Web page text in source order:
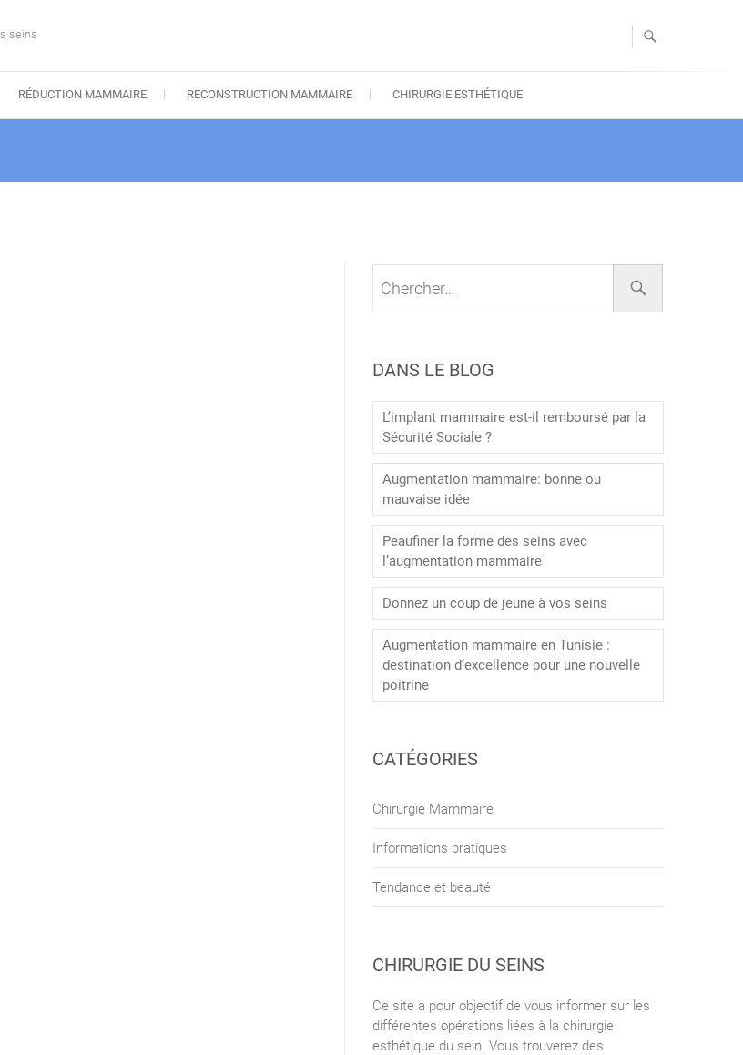
seins
RÉDUCTION MAMMAIRE RECONSTRUCTION MAMMAIRE CHIRURGIE ESTHÉTIQUE
DANS LE BLOG
L’implant mammaire est-il remboursé par la
Sécurité Sociale ?
Augmentation mammaire: bonne ou
mauvaise idée
Peaufiner la forme des seins avec
l’augmentation mammaire
Donnez un coup de jeune à vos seins
Augmentation mammaire en Tunisie :
destination d’excellence pour une nouvelle
poitrine
CATÉGORIES
Chirurgie Mammaire
Informations pratiques
Tendance et beauté
CHIRURGIE DU SEINS
Ce site a pour objectif de vous informer sur les
différentes opérations liées à la chirurgie
esthétique du sein. Vous trouverez des